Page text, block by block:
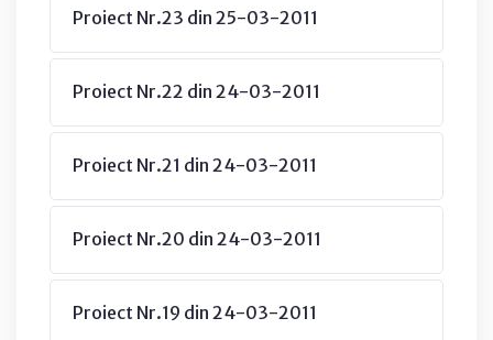
Proiect Nr.23 din 25-03-2011
Proiect Nr.22 din 24-03-2011
Proiect Nr.21 din 24-03-2011
Proiect Nr.20 din 24-03-2011
Proiect Nr.19 din 24-03-2011